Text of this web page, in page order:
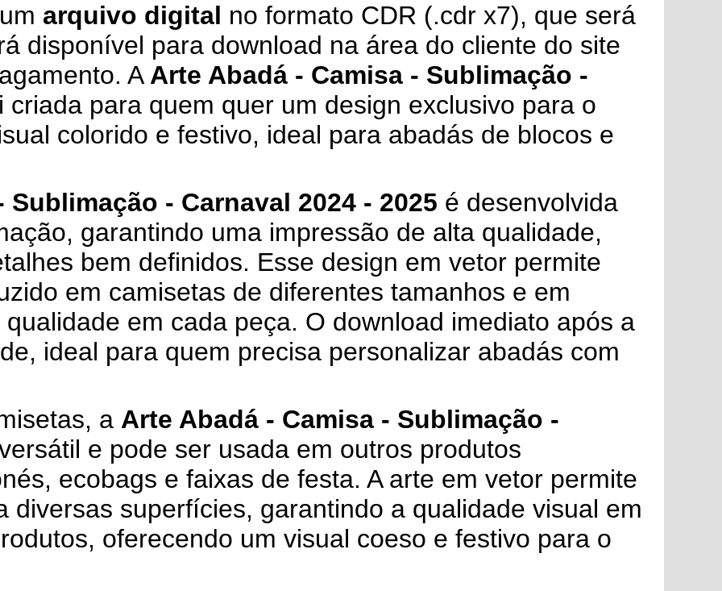
arquivo digital no formato CDR (.cdr x7), que será
disponível para download na área do cliente do site
AArte Abadá - Camisa - Sublimação -
para quem quer um design exclusivo para o
colorido e festivo, ideal para abadás de blocos e
- Carnaval 2024 - 2025 é desenvolvida
garantindo uma impressão de alta qualidade,
bem definidos. Esse design em vetor permite
em camisetas de diferentes tamanhos e em
em cada peça. O download imediato após a
ideal para quem precisa personalizar abadás com
a Arte Abadá - Camisa - Sublimação -
e pode ser usada em outros produtos
ecobags e faixas de festa. A arte em vetor permite
diversas superfícies, garantindo a qualidade visual em
oferecendo um visual coeso e festivo para o